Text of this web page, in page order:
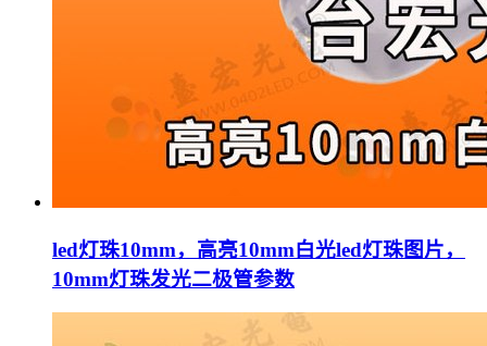
led灯珠10mm，高亮10mm白光led灯珠图片，
10mm灯珠发光二极管参数